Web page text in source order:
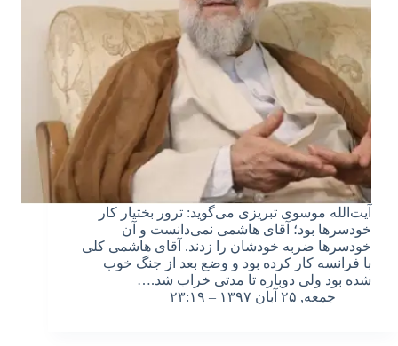
آیت‌الله موسوی تبریزی می‌گوید: ترور بختیار کار
خودسرها بود؛ آقای هاشمی نمی‌دانست و آن
خودسرها ضربه‌ خودشان را زدند. آقای هاشمی کلی
با فرانسه کار کرده بود و وضع بعد از جنگ خوب
شده بود ولی دوباره تا مدتی خراب شد.…
جمعه, ۲۵ آبان ۱۳۹۷ – ۲۳:۱۹